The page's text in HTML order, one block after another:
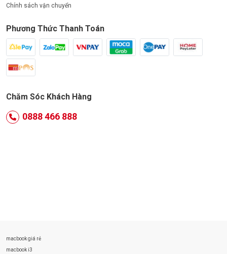
Chính sách vận chuyển
Phương Thức Thanh Toán
Chăm Sóc Khách Hàng
0888 466 888
macbook giá rẻ
macbook i3